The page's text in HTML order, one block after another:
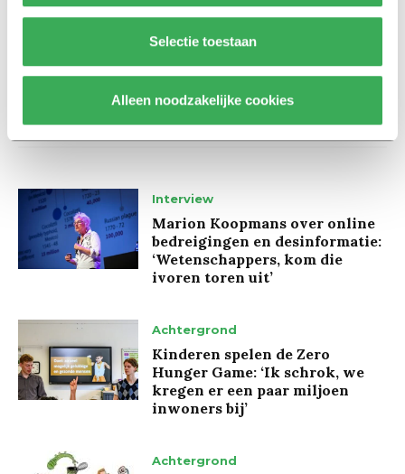
Selectie toestaan
Alleen noodzakelijke cookies
Interview
Marion Koopmans over online
bedreigingen en desinformatie:
‘Wetenschappers, kom die
ivoren toren uit’
Achtergrond
Kinderen spelen de Zero
Hunger Game: ‘Ik schrok, we
kregen er een paar miljoen
inwoners bij’
Achtergrond